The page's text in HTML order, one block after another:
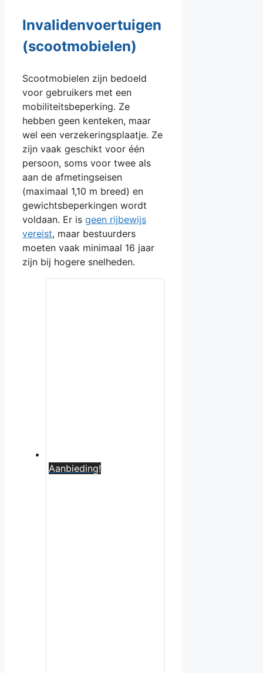
Invalidenvoertuigen
(scootmobielen)
Scootmobielen zijn bedoeld
voor gebruikers met een
mobiliteitsbeperking. Ze
hebben geen kenteken, maar
wel een verzekeringsplaatje. Ze
zijn vaak geschikt voor één
persoon, soms voor twee als
aan de afmetingseisen
(maximaal 1,10 m breed) en
gewichtsbeperkingen wordt
voldaan. Er is geen rijbewijs
vereist, maar bestuurders
moeten vaak minimaal 16 jaar
zijn bij hogere snelheden.
Aanbieding!